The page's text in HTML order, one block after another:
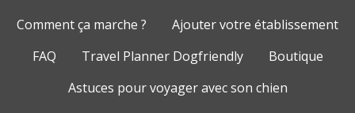
Comment ça marche ?
Ajouter votre établissement
FAQ
Travel Planner Dogfriendly
Boutique
Astuces pour voyager avec son chien